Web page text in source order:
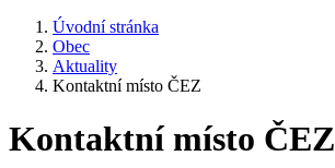
Úvodní stránka
Obec
Aktuality
Kontaktní místo ČEZ
Kontaktní místo ČEZ